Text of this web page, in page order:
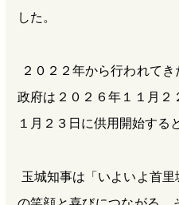
した。
２０２２年から行われて
政府は２０２６年１１月２
１月２３日に供用開始する
玉城知事は「いよいよ首